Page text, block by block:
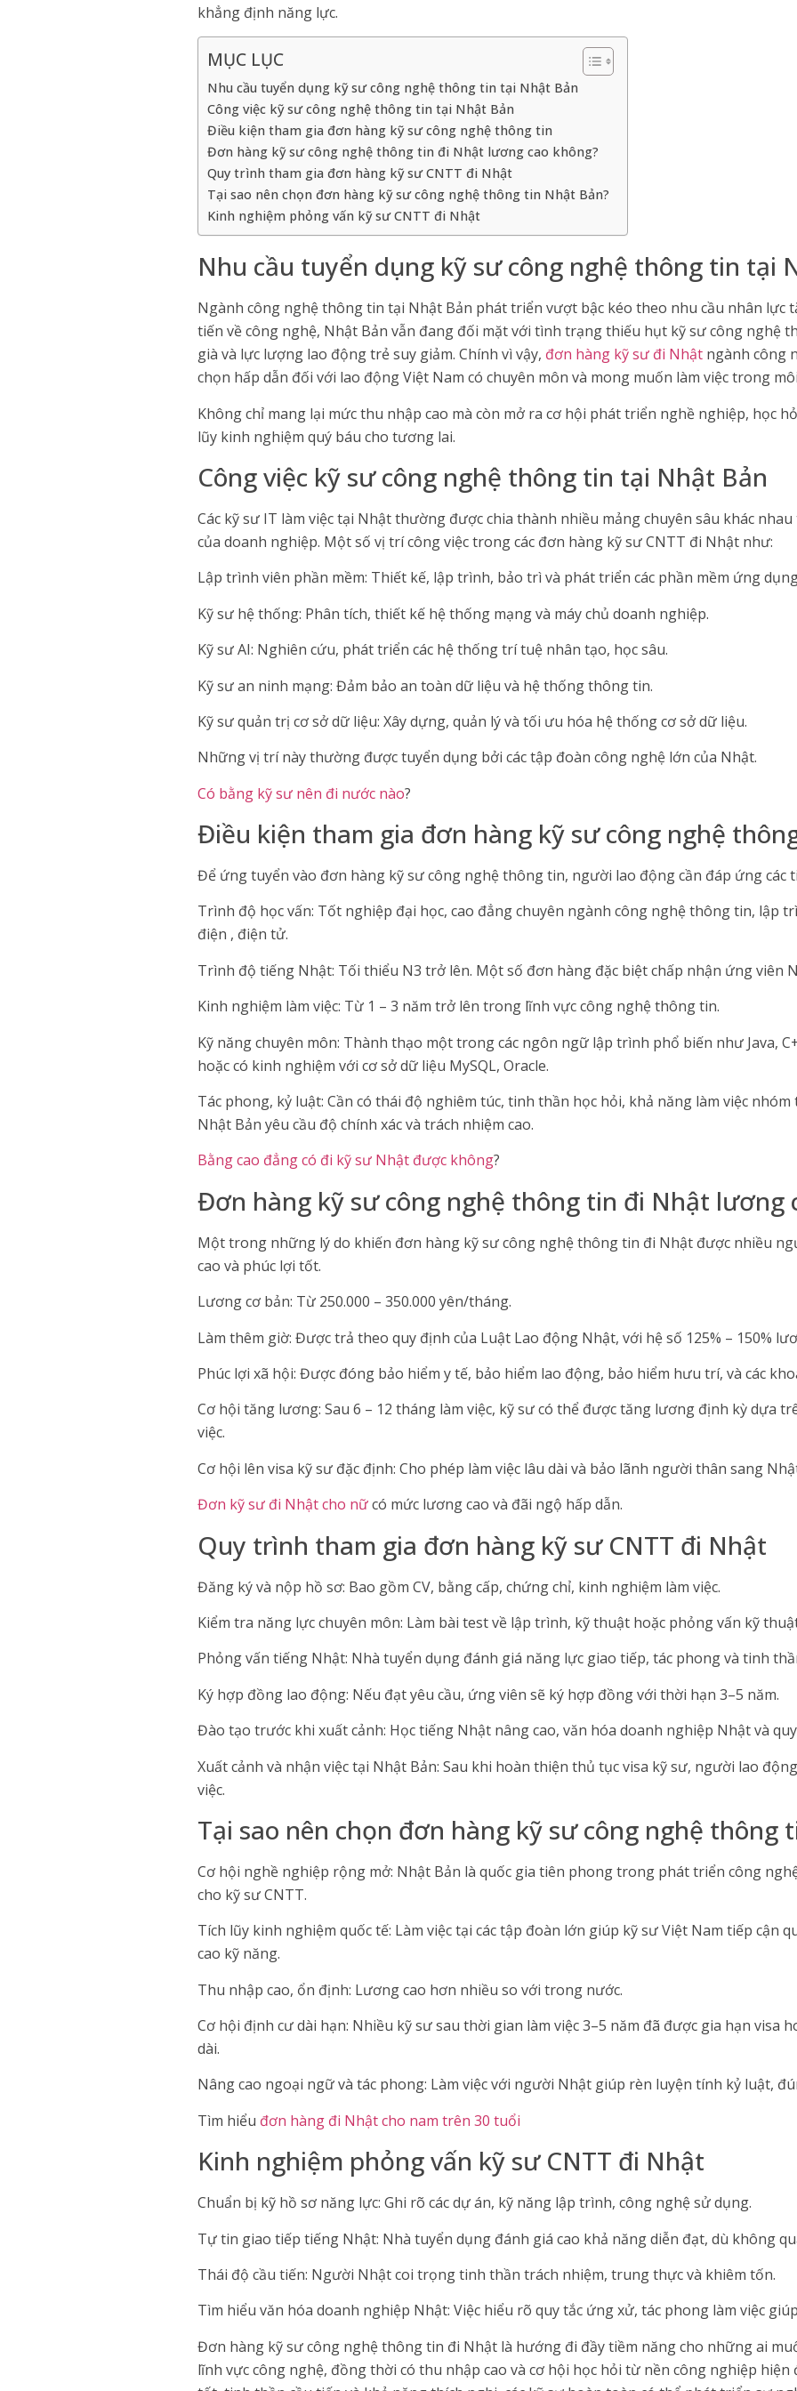
khẳng định năng lực.
MỤC LỤC
Nhu cầu tuyển dụng kỹ sư công nghệ thông tin tại Nhật Bản
Công việc kỹ sư công nghệ thông tin tại Nhật Bản
Điều kiện tham gia đơn hàng kỹ sư công nghệ thông tin
Đơn hàng kỹ sư công nghệ thông tin đi Nhật lương cao không?
Quy trình tham gia đơn hàng kỹ sư CNTT đi Nhật
Tại sao nên chọn đơn hàng kỹ sư công nghệ thông tin Nhật Bản?
Kinh nghiệm phỏng vấn kỹ sư CNTT đi Nhật
Nhu cầu tuyển dụng kỹ sư công nghệ thông tin tại
Ngành công nghệ thông tin tại Nhật Bản phát triển vượt bậc kéo theo nhu cầu nhân lực
tiến về công nghệ, Nhật Bản vẫn đang đối mặt với tình trạng thiếu hụt kỹ sư công nghệ
già và lực lượng lao động trẻ suy giảm. Chính vì vậy, đơn hàng kỹ sư đi Nhật ngành công
chọn hấp dẫn đối với lao động Việt Nam có chuyên môn và mong muốn làm việc trong
Không chỉ mang lại mức thu nhập cao mà còn mở ra cơ hội phát triển nghề nghiệp, học
lũy kinh nghiệm quý báu cho tương lai.
Công việc kỹ sư công nghệ thông tin tại Nhật Bản
Các kỹ sư IT làm việc tại Nhật thường được chia thành nhiều mảng chuyên sâu khác
của doanh nghiệp. Một số vị trí công việc trong các đơn hàng kỹ sư CNTT đi Nhật như:
Lập trình viên phần mềm: Thiết kế, lập trình, bảo trì và phát triển các phần mềm ứng
Kỹ sư hệ thống: Phân tích, thiết kế hệ thống mạng và máy chủ doanh nghiệp.
Kỹ sư AI: Nghiên cứu, phát triển các hệ thống trí tuệ nhân tạo, học sâu.
Kỹ sư an ninh mạng: Đảm bảo an toàn dữ liệu và hệ thống thông tin.
Kỹ sư quản trị cơ sở dữ liệu: Xây dựng, quản lý và tối ưu hóa hệ thống cơ sở dữ liệu.
Những vị trí này thường được tuyển dụng bởi các tập đoàn công nghệ lớn của Nhật.
Có bằng kỹ sư nên đi nước nào?
Điều kiện tham gia đơn hàng kỹ sư công nghệ
Để ứng tuyển vào đơn hàng kỹ sư công nghệ thông tin, người lao động cần đáp ứng các
Trình độ học vấn: Tốt nghiệp đại học, cao đẳng chuyên ngành công nghệ thông tin, lập
điện , điện tử.
Trình độ tiếng Nhật: Tối thiểu N3 trở lên. Một số đơn hàng đặc biệt chấp nhận ứng viên
Kinh nghiệm làm việc: Từ 1 – 3 năm trở lên trong lĩnh vực công nghệ thông tin.
Kỹ năng chuyên môn: Thành thạo một trong các ngôn ngữ lập trình phổ biến như Java,
hoặc có kinh nghiệm với cơ sở dữ liệu MySQL, Oracle.
Tác phong, kỷ luật: Cần có thái độ nghiêm túc, tinh thần học hỏi, khả năng làm việc
Nhật Bản yêu cầu độ chính xác và trách nhiệm cao.
Bằng cao đẳng có đi kỹ sư Nhật được không?
Đơn hàng kỹ sư công nghệ thông tin đi Nhật lương
Một trong những lý do khiến đơn hàng kỹ sư công nghệ thông tin đi Nhật được nhiều
cao và phúc lợi tốt.
Lương cơ bản: Từ 250.000 – 350.000 yên/tháng.
Làm thêm giờ: Được trả theo quy định của Luật Lao động Nhật, với hệ số 125% – 150%
Phúc lợi xã hội: Được đóng bảo hiểm y tế, bảo hiểm lao động, bảo hiểm hưu trí, và các
Cơ hội tăng lương: Sau 6 – 12 tháng làm việc, kỹ sư có thể được tăng lương định kỳ dựa
việc.
Cơ hội lên visa kỹ sư đặc định: Cho phép làm việc lâu dài và bảo lãnh người thân sang
Đơn kỹ sư đi Nhật cho nữcó mức lương cao và đãi ngộ hấp dẫn.
Quy trình tham gia đơn hàng kỹ sư CNTT đi Nhật
Đăng ký và nộp hồ sơ: Bao gồm CV, bằng cấp, chứng chỉ, kinh nghiệm làm việc.
Kiểm tra năng lực chuyên môn: Làm bài test về lập trình, kỹ thuật hoặc phỏng vấn kỹ
Phỏng vấn tiếng Nhật: Nhà tuyển dụng đánh giá năng lực giao tiếp, tác phong và tinh
Ký hợp đồng lao động: Nếu đạt yêu cầu, ứng viên sẽ ký hợp đồng với thời hạn 3–5 năm.
Đào tạo trước khi xuất cảnh: Học tiếng Nhật nâng cao, văn hóa doanh nghiệp Nhật và
Xuất cảnh và nhận việc tại Nhật Bản: Sau khi hoàn thiện thủ tục visa kỹ sư, người lao
việc.
Tại sao nên chọn đơn hàng kỹ sư công nghệ thông
Cơ hội nghề nghiệp rộng mở: Nhật Bản là quốc gia tiên phong trong phát triển công
cho kỹ sư CNTT.
Tích lũy kinh nghiệm quốc tế: Làm việc tại các tập đoàn lớn giúp kỹ sư Việt Nam tiếp cận
cao kỹ năng.
Thu nhập cao, ổn định: Lương cao hơn nhiều so với trong nước.
Cơ hội định cư dài hạn: Nhiều kỹ sư sau thời gian làm việc 3–5 năm đã được gia hạn visa
dài.
Nâng cao ngoại ngữ và tác phong: Làm việc với người Nhật giúp rèn luyện tính kỷ luật,
Tìm hiểu đơn hàng đi Nhật cho nam trên 30 tuổi
Kinh nghiệm phỏng vấn kỹ sư CNTT đi Nhật
Chuẩn bị kỹ hồ sơ năng lực: Ghi rõ các dự án, kỹ năng lập trình, công nghệ sử dụng.
Tự tin giao tiếp tiếng Nhật: Nhà tuyển dụng đánh giá cao khả năng diễn đạt, dù không
Thái độ cầu tiến: Người Nhật coi trọng tinh thần trách nhiệm, trung thực và khiêm tốn.
Tìm hiểu văn hóa doanh nghiệp Nhật: Việc hiểu rõ quy tắc ứng xử, tác phong làm việc
Đơn hàng kỹ sư công nghệ thông tin đi Nhật là hướng đi đầy tiềm năng cho những ai
lĩnh vực công nghệ, đồng thời có thu nhập cao và cơ hội học hỏi từ nền công nghiệp hiện